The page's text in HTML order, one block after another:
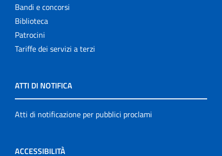
Bandi e concorsi
Biblioteca
Patrocini
Tariffe dei servizi a terzi
ATTI DI NOTIFICA
Atti di notificazione per pubblici proclami
ACCESSIBILITÀ